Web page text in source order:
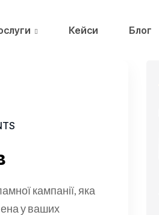
Кейси Блог
кампанії, яка
у ваших